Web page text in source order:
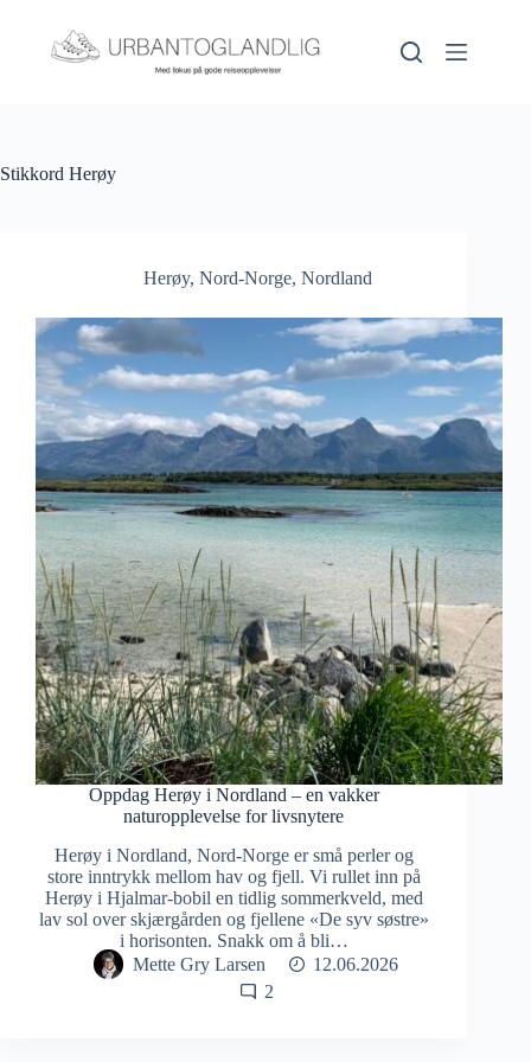
innholdet
Stikkord Herøy
Herøy, Nord-Norge, Nordland
Oppdag Herøy i Nordland – en vakker
naturopplevelse for livsnytere
Herøy i Nordland, Nord-Norge er små perler og
store inntrykk mellom hav og fjell. Vi rullet inn på
Herøy i Hjalmar-bobil en tidlig sommerkveld, med
lav sol over skjærgården og fjellene «De syv søstre»
i horisonten. Snakk om å bli…
Mette Gry Larsen
12.06.2026
2